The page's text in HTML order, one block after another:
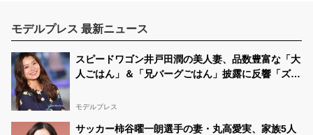
モデルプレス 最新ニュース
スピードワゴン井戸田潤の美人妻、品数豊富な「大
人ごはん」＆「兄バーグごはん」披露に反響「ズラ
モデルプレス
サッカー柿谷曜一朗選手の妻・丸高愛実、家族5人